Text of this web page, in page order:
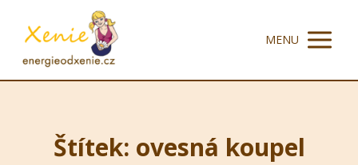
MENU
Štítek: ovesná koupel